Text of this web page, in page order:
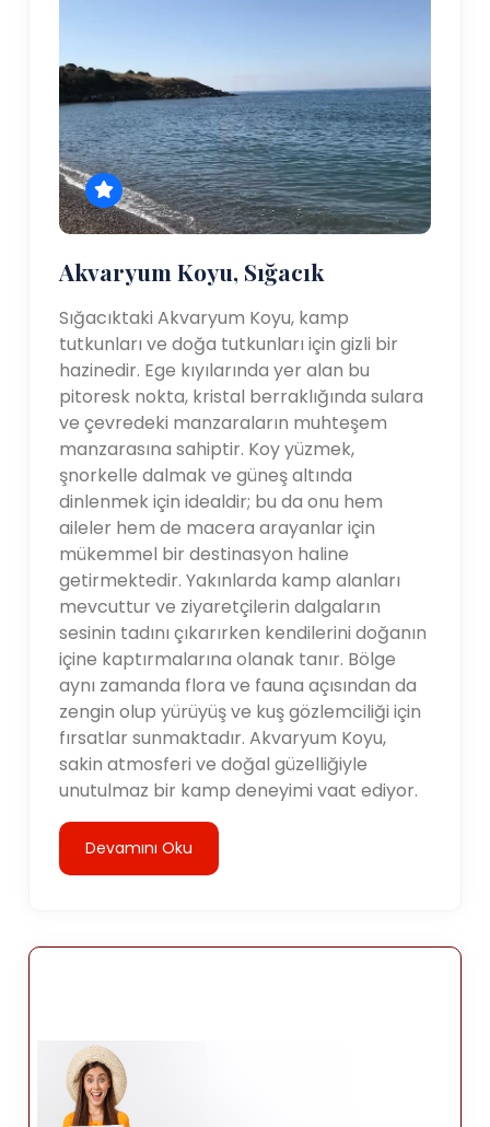
Akvaryum Koyu, Sığacık
Sığacıktaki Akvaryum Koyu, kamp
tutkunları ve doğa tutkunları için gizli bir
hazinedir. Ege kıyılarında yer alan bu
pitoresk nokta, kristal berraklığında sulara
ve çevredeki manzaraların muhteşem
manzarasına sahiptir. Koy yüzmek,
şnorkelle dalmak ve güneş altında
dinlenmek için idealdir; bu da onu hem
aileler hem de macera arayanlar için
mükemmel bir destinasyon haline
getirmektedir. Yakınlarda kamp alanları
mevcuttur ve ziyaretçilerin dalgaların
sesinin tadını çıkarırken kendilerini doğanın
içine kaptırmalarına olanak tanır. Bölge
aynı zamanda flora ve fauna açısından da
zengin olup yürüyüş ve kuş gözlemciliği için
fırsatlar sunmaktadır. Akvaryum Koyu,
sakin atmosferi ve doğal güzelliğiyle
unutulmaz bir kamp deneyimi vaat ediyor.
Devamını Oku